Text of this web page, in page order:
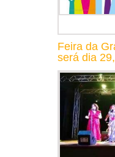
Feira da
será dia